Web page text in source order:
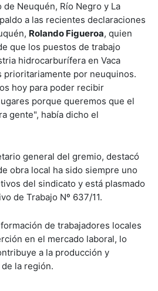
de Neuquén, Río Negro y La
a las recientes declaraciones
Rolando Figueroa, quien
que los puestos de trabajo
hidrocarburífera en Vaca
prioritariamente por neuquinos.
hoy para poder recibir
porque queremos que el
gente", había dicho el
general del gremio, destacó
obra local ha sido siempre uno
del sindicato y está plasmado
de Trabajo Nº 637/11.
de trabajadores locales
en el mercado laboral, lo
a la producción y
la región.